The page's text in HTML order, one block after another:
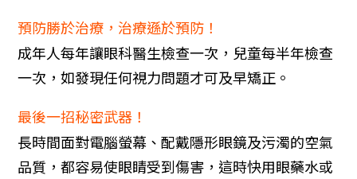
預防勝於治療，治療遜於預防！
成年人每年讓眼科醫生檢查一次，兒童每半年檢查
一次，如發現任何視力問題才可及早矯正。
最後一招秘密武器！
長時間面對電腦螢幕、配戴隱形眼鏡及污濁的空氣
品質，都容易使眼睛受到傷害，這時快用眼藥水或